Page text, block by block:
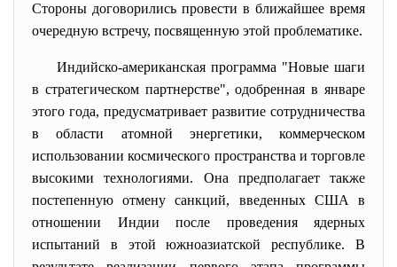
Стороны договорились провести в ближайшее время
очередную встречу, посвященную этой проблематике.
Индийско-американская программа "Новые шаги
в стратегическом партнерстве", одобренная в январе
этого года, предусматривает развитие сотрудничества
в области атомной энергетики, коммерческом
использовании космического пространства и торговле
высокими технологиями. Она предполагает также
постепенную отмену санкций, введенных США в
отношении Индии после проведения ядерных
испытаний в этой южноазиатской республике. В